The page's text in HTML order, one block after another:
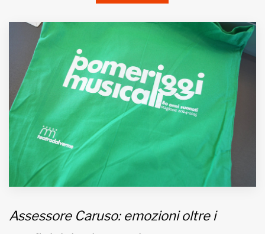
Inviateci le vostre segnalazioni
Iscriviti alla newsletter
www.viveremilano.info
Fondato e diretto da Enzo De
Bernardis
EDB edizioni - Via Brivio angolo C.
Imbonati, 89 20159 Milano (Italia)
Informativa sulla privacy
Assessore Caruso: emozioni oltre i